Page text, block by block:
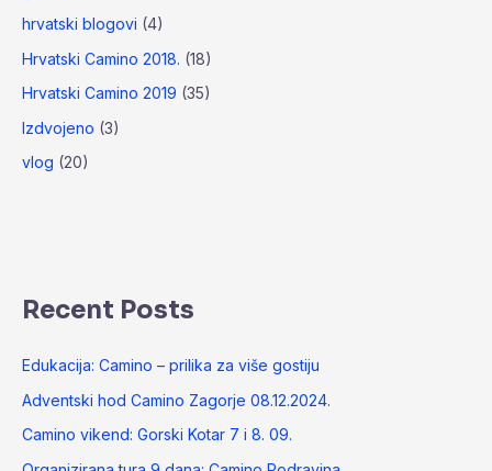
hrvatski blogovi (4)
Hrvatski Camino 2018. (18)
Hrvatski Camino 2019 (35)
Izdvojeno (3)
vlog (20)
Recent Posts
Edukacija: Camino – prilika za više gostiju
Adventski hod Camino Zagorje 08.12.2024.
Camino vikend: Gorski Kotar 7 i 8. 09.